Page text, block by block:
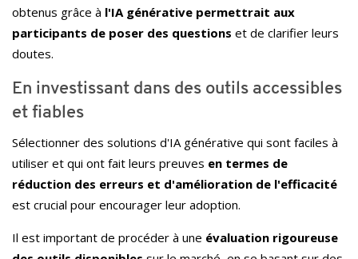
obtenus grâce à l'IA générative permettrait aux
participants de poser des questions et de clarifier leurs
doutes.
En investissant dans des outils accessibles
et fiables
Sélectionner des solutions d'IA générative qui sont faciles à
utiliser et qui ont fait leurs preuves en termes de
réduction des erreurs et d'amélioration de l'efficacité
est crucial pour encourager leur adoption.
Il est important de procéder à une évaluation rigoureuse